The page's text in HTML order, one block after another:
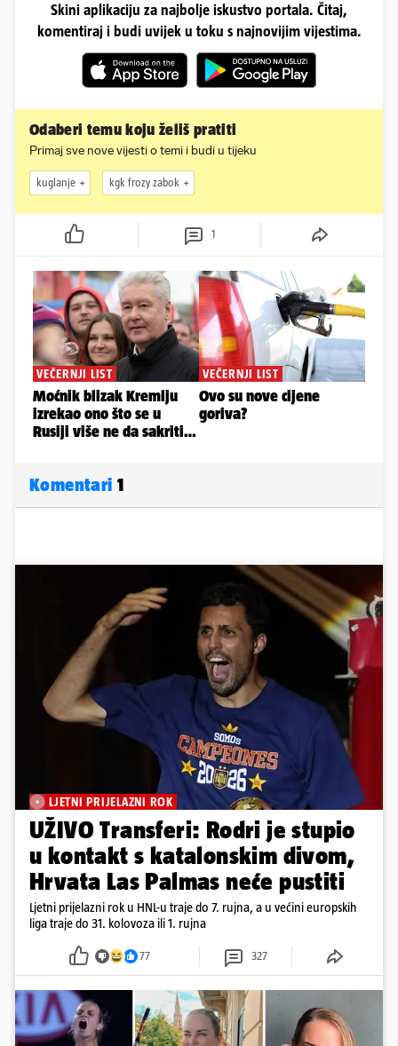
Skini aplikaciju za najbolje iskustvo portala. Čitaj,
komentiraj i budi uvijek u toku s najnovijim vijestima.
Odaberi temu koju želiš pratiti
Primaj sve nove vijesti o temi i budi u tijeku
kuglanje kgk frozy zabok
1
Komentari 1
LJETNI PRIJELAZNI ROK
UŽIVO Transferi: Rodri je stupio
u kontakt s katalonskim divom,
Hrvata Las Palmas neće pustiti
Ljetni prijelazni rok u HNL-u traje do 7. rujna, a u većini europskih
liga traje do 31. kolovoza ili 1. rujna
77 327